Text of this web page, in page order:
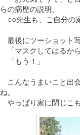
らの病歴の説明。
○○先生も、ご自分の
最後にツーショット写
「マスクしてはるか
「もう！」
こんなうまいこと出
ね。
やっぱり家に閉じこ